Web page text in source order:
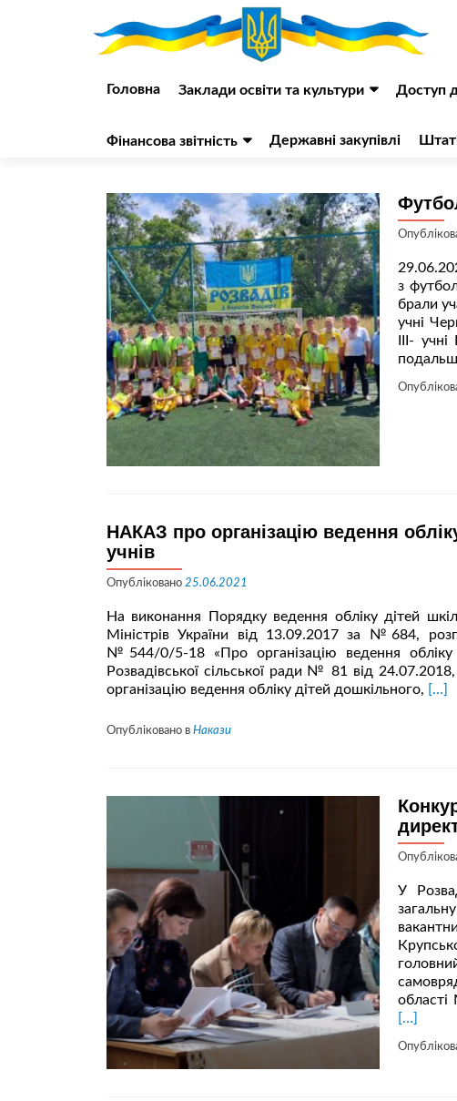
до
Головна Заклади освіти та культури Доступ
Фінансова звітність Державні закупівлі
з
брали
учні
ІІІ-
НАКАЗ про організацію ведення
учнів
Опубліковано 25.06.2021
На виконання Порядку ведення обліку дітей
Міністрів України від 13.09.2017 за №684,
№544/0/5-18 «Про організацію ведення обліку
Розвадівської сільської ради № 81 від
організацію ведення обліку дітей дошкільного,
та
учнів
[…]
Опубліковано в Накази
У
[…]